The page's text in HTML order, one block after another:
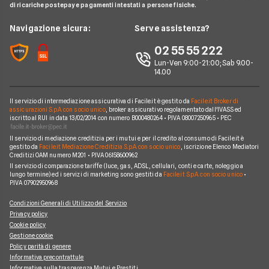
Noleggio Lungo Termine
News
Chi siamo
Perché scegliere Facile.it
Mappa del sito
Sostituzione Mutuo
Mutuo 100 per cento
BNL
ING
Poste Italiane
Credit Agricole
CheBanca!
Credem
Banche e finanziarie
Notizie Mutui
Argomenti in evidenza Mutui
Calcolatore rata mutuo
di ricariche postepay e pagamenti intestati a persone fisiche.
Navigazione sicura: Serve assistenza?
02 55 55 222
Lun-Ven 9:00-21:00; Sab 9.00-
14.00
Il servizio di intermediazione assicurativa di Facile.it è gestito da Facile.it Broker di
assicurazioni S.p.A. con socio unico, broker assicurativo regolamentato dall'IVASS ed
iscritto al RUI in data 13/02/2014 con numero B000480264 • P.IVA 08007250965 • PEC
Il servizio di mediazione creditizia per i mutui e per il credito al consumo di Facile.it è
gestito da Facile.it Mediazione Creditizia S.p.A. con socio unico , iscrizione Elenco Mediatori
Creditizi OAM numero M201 • P.IVA 06158600962
Il servizio di comparazione tariffe (luce, gas, ADSL, cellulari, conti e carte, noleggio a
lungo termine) ed i servizi di marketing sono gestiti da Facile.it S.p.A. con socio unico•
P.IVA 07902950968
Condizioni Generali di Utilizzo del Servizio
Privacy policy
Cookie policy
Gestione cookie
Policy parità di genere
Informativa precontrattule